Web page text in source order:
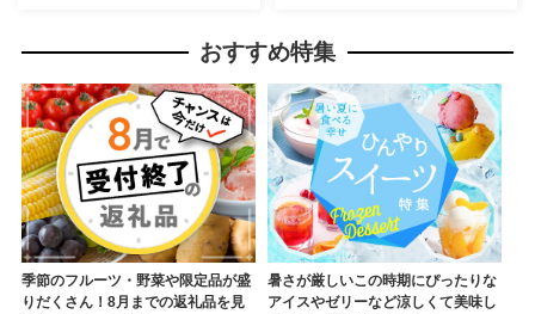
おすすめ特集
季節のフルーツ・野菜や限定品が盛
りだくさん！8月までの返礼品を見
暑さが厳しいこの時期にぴったりな
アイスやゼリーなど涼しくて美味し